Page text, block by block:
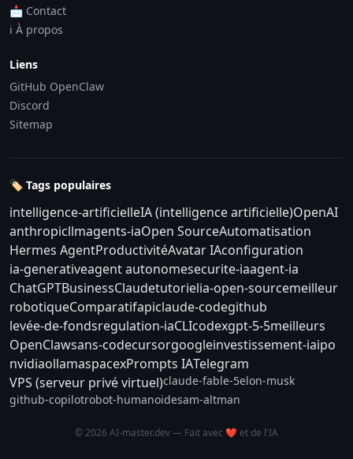
📩 Contact
ℹ️ À propos
Liens
GitHub OpenClaw
Discord
Sitemap
🏷️ Tags populaires
intelligence-artificielleIA (intelligence artificielle)OpenAI
anthropicllmagents-iaOpen SourceAutomatisation
Hermes AgentProductivitéAvatar IAconfiguration
ia-generativeagent autonomesecurite-iaagent-ia
ChatGPTBusinessClaudetutorielia-open-sourcemeilleur
robotiqueComparatifapiclaude-codegithub
levée-de-fondsregulation-iaCLIcodexgpt-5-5meilleurs
OpenClawsans-codecursorgoogleinvestissement-iaipo
nvidiaollamaspacexPrompts IATelegram
VPS (serveur privé virtuel)claude-fable-5elon-musk
github-copilotrobot-humanoidesam-altman
© 2026 AI-master.dev — Fait avec ❤️ et de l'IA